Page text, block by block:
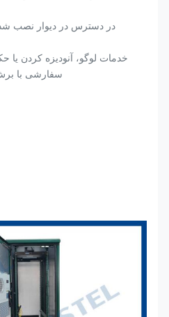
در دسترس در دیوار نصب
خدمات لوگو، آنودیزه کردن
سفارشی با